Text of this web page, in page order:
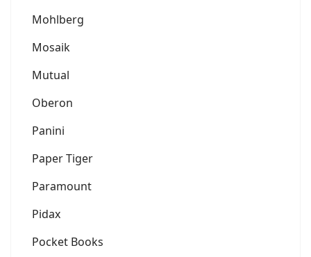
Mohlberg
Mosaik
Mutual
Oberon
Panini
Paper Tiger
Paramount
Pidax
Pocket Books